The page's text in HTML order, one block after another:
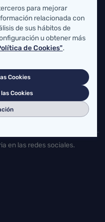
Santander, Cantabria
en las redes sociales.
para mejorar
relacionada con
de sus hábitos de
u obtener más
de Cookies".
Cookies
Cookies